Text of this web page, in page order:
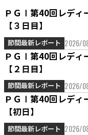
ＰＧⅠ第40回レディ
【３日目】
節間最新レポート 2026/
ＰＧⅠ第40回レディ
【２日目】
節間最新レポート 2026/
ＰＧⅠ第40回レディ
【初日】
節間最新レポート 2026/